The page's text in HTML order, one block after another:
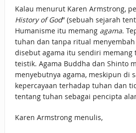
Kalau menurut Karen Armstrong,
History of God” (sebuah sejarah
Humanisme itu memang agama.
tuhan dan tanpa ritual
disebut agama itu sendiri memang
teistik. Agama Buddha dan Shinto
menyebutnya agama, meskipun di
kepercayaan terhadap tuhan dan
tentang tuhan sebagai pencipta
Karen Armstrong menulis,